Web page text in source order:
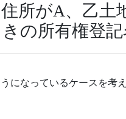
所がA、乙土
の所有権登
になっているケースを考え